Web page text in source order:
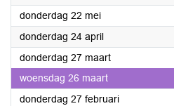
donderdag 22 mei2025
donderdag 24 april2025
donderdag 27 maart2025
woensdag 26 maart2025
donderdag 27 februari2025